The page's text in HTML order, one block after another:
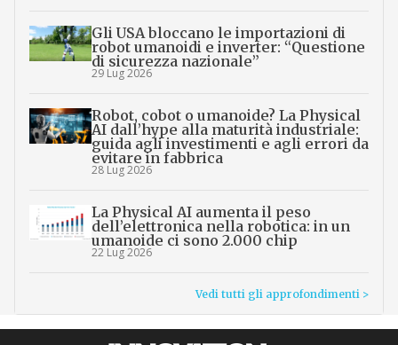
Gli USA bloccano le importazioni di
robot umanoidi e inverter: “Questione
di sicurezza nazionale”
29 Lug 2026
Robot, cobot o umanoide? La Physical
AI dall’hype alla maturità industriale:
guida agli investimenti e agli errori da
evitare in fabbrica
28 Lug 2026
La Physical AI aumenta il peso
dell’elettronica nella robotica: in un
umanoide ci sono 2.000 chip
22 Lug 2026
Vedi tutti gli approfondimenti >